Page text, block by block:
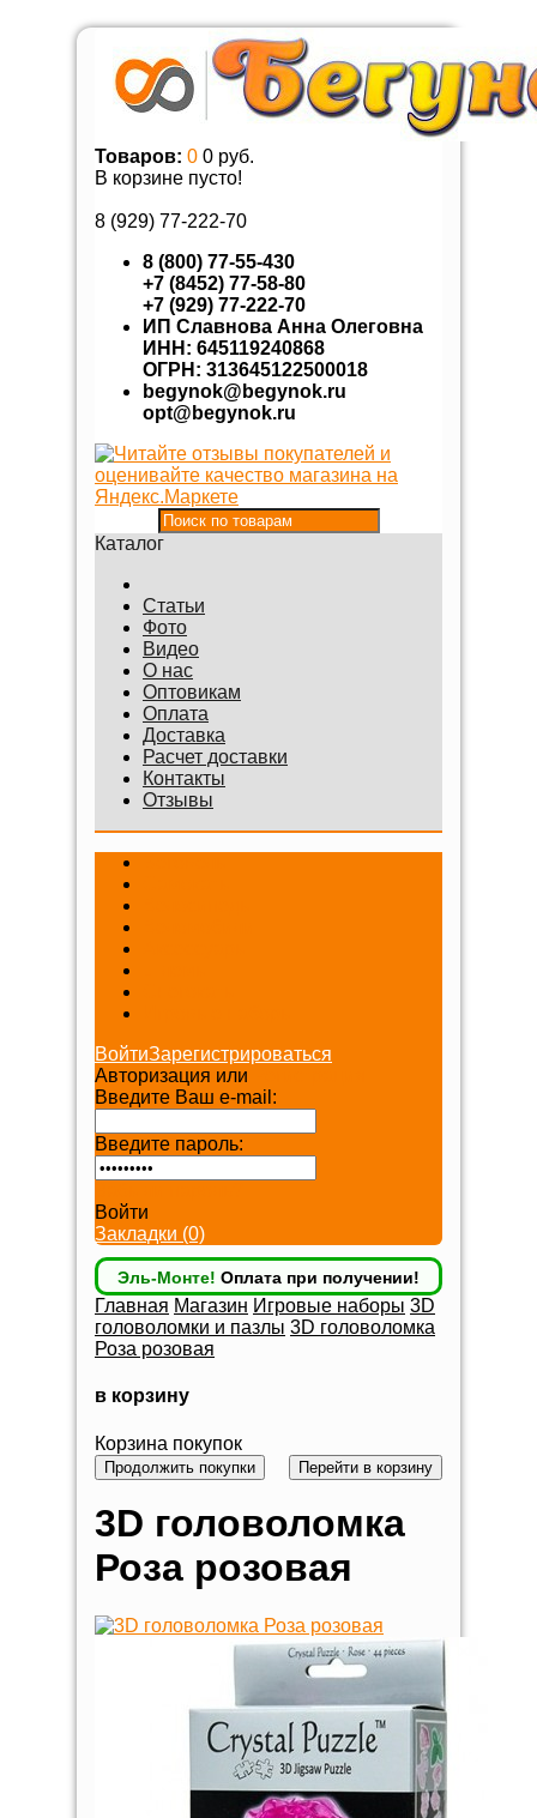
Товаров: 0 0 руб.
В корзине пусто!
8 (929) 77-222-70
8 (800) 77-55-430
+7 (8452) 77-58-80
+7 (929) 77-222-70
ИП Славнова Анна Олеговна
ИНН: 645119240868
ОГРН: 313645122500018
begynok@begynok.ru
opt@begynok.ru
Каталог
Статьи
Фото
Видео
О нас
Оптовикам
Оплата
Доставка
Расчет доставки
Контакты
Отзывы
ВойтиЗарегистрироваться
Авторизация или
Введите Ваш e-mail:
Введите пароль:
Войти
Закладки (0)
Эль-Монте! Оплата при получении!
Главная Магазин Игровые наборы 3D
головоломки и пазлы 3D головоломка
Роза розовая
в корзину
Корзина покупок
Перейти в корзину
Продолжить покупки
3D головоломка
Роза розовая